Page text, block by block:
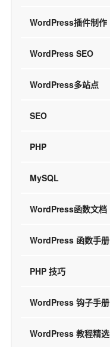
WordPress插件制作
WordPress SEO
WordPress多站点
SEO
PHP
MySQL
WordPress函数文档
WordPress 函数手册
PHP 技巧
WordPress 钩子手册
WordPress 教程精选